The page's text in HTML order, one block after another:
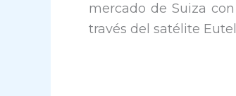
mercado de Suiza
través del satélite